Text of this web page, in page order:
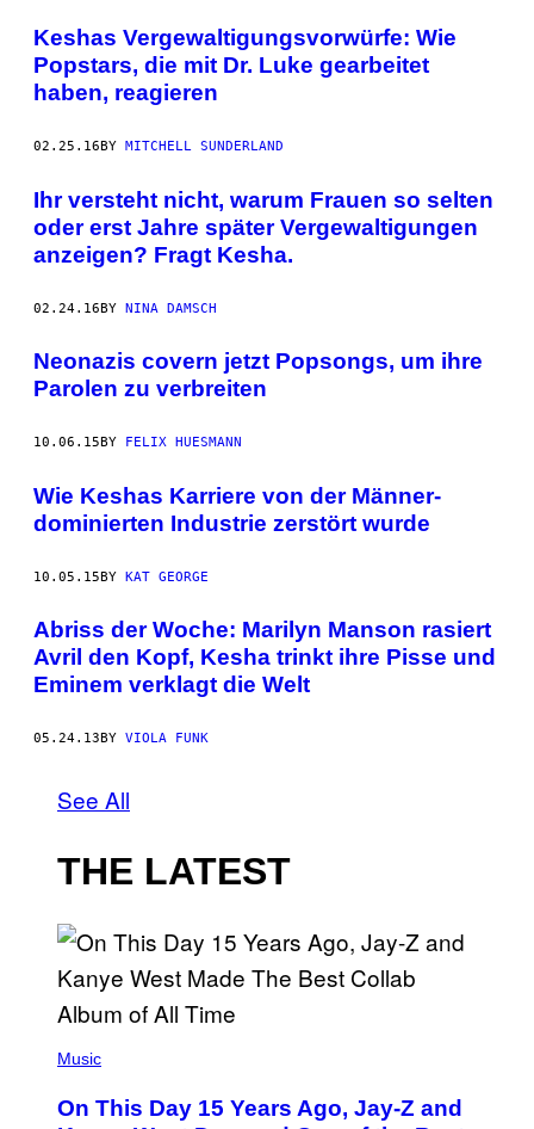
Keshas Vergewaltigungsvorwürfe: Wie
Popstars, die mit Dr. Luke gearbeitet
haben, reagieren
02.25.16 BY MITCHELL SUNDERLAND
Ihr versteht nicht, warum Frauen so selten
oder erst Jahre später Vergewaltigungen
anzeigen? Fragt Kesha.
02.24.16BY NINA DAMSCH
Neonazis covern jetzt Popsongs, um ihre
Parolen zu verbreiten
10.06.15 BY FELIX HUESMANN
Wie Keshas Karriere von der Männer-
dominierten Industrie zerstört wurde
10.05.15BY KAT GEORGE
Abriss der Woche: Marilyn Manson rasiert
Avril den Kopf, Kesha trinkt ihre Pisse und
Eminem verklagt die Welt
05.24.13 BY VIOLA FUNK
See All
THE LATEST
P
T
Music
On This Day 15 Years Ago, Jay-Z and